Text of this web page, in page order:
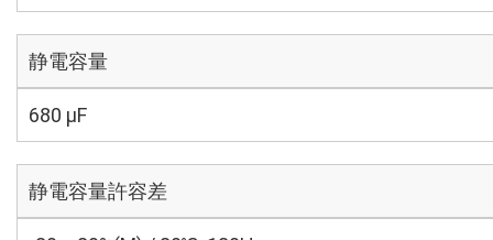
静電容量
680 µF
静電容量許容差